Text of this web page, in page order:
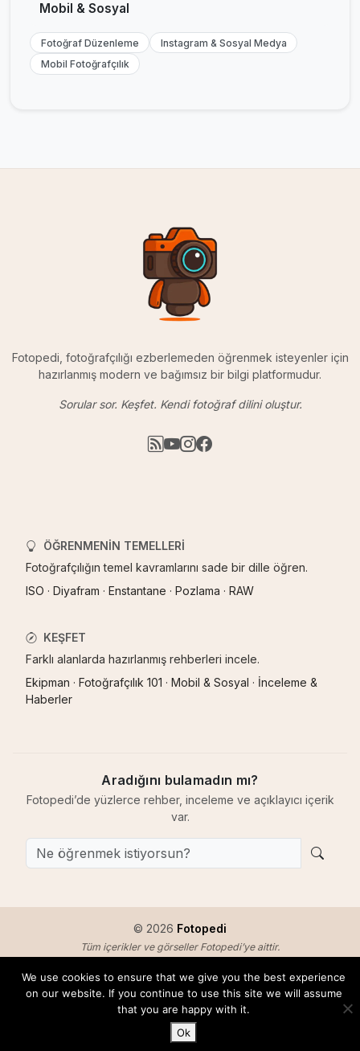
Mobil & Sosyal
Fotoğraf Düzenleme
Instagram & Sosyal Medya
Mobil Fotoğrafçılık
Fotopedi, fotoğrafçılığı ezberlemeden öğrenmek isteyenler için
hazırlanmış modern ve bağımsız bir bilgi platformudur.
Sorular sor. Keşfet. Kendi fotoğraf dilini oluştur.
ÖĞRENMENIN TEMELLERI
Fotoğrafçılığın temel kavramlarını sade bir dille öğren.
ISO · Diyafram · Enstantane · Pozlama · RAW
KEŞFET
Farklı alanlarda hazırlanmış rehberleri incele.
Ekipman · Fotoğrafçılık 101 · Mobil & Sosyal · İnceleme &
Haberler
Aradığını bulamadın mı?
Fotopedi’de yüzlerce rehber, inceleme ve açıklayıcı içerik
var.
© 2026 Fotopedi
Tüm içerikler ve görseller Fotopedi’ye aittir.
HakkımızdaTelif & KullanımGizlilikİletişim
We use cookies to ensure that we give you the best experience
on our website. If you continue to use this site we will assume
that you are happy with it.
Ok